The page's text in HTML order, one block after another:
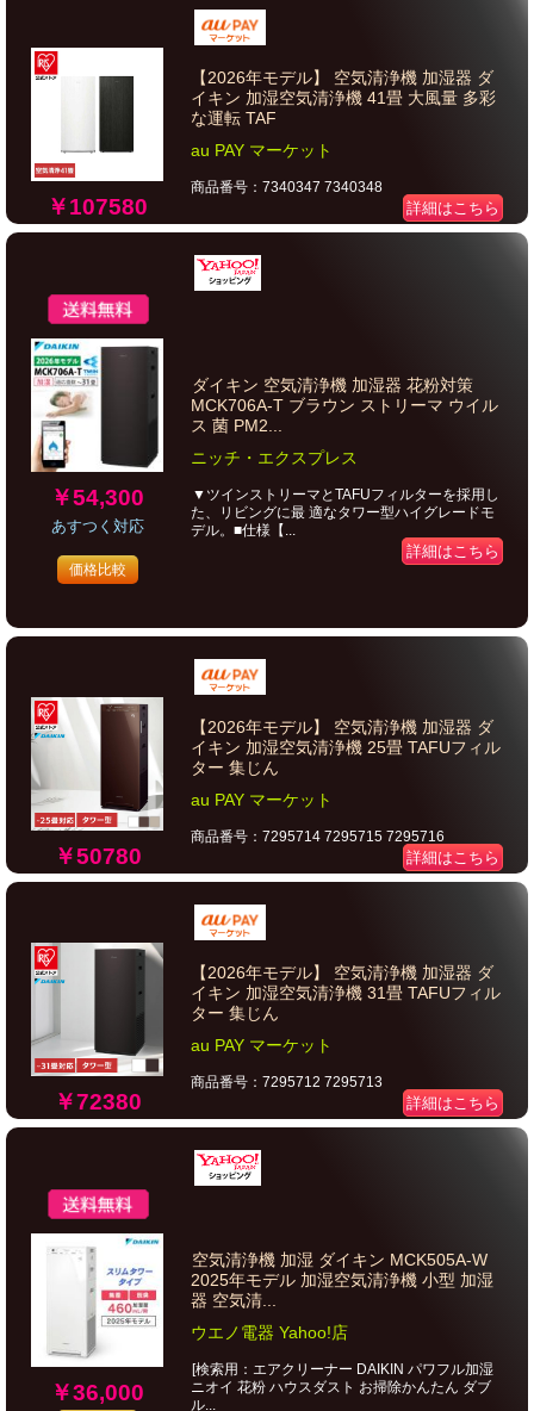
￥107580
【2026年モデル】 空気清浄機 加湿器 ダ
イキン 加湿空気清浄機 41畳 大風量 多彩
な運転 TAF
au PAY マーケット
商品番号：7340347 7340348
詳細はこちら
￥54,300
あすつく対応
価格比較
ダイキン 空気清浄機 加湿器 花粉対策
MCK706A-T ブラウン ストリーマ ウイル
ス 菌 PM2...
ニッチ・エクスプレス
▼ツインストリーマとTAFUフィルターを採用し
た、リビングに最 適なタワー型ハイグレードモ
デル。■仕様【...
詳細はこちら
￥50780
【2026年モデル】 空気清浄機 加湿器 ダ
イキン 加湿空気清浄機 25畳 TAFUフィル
ター 集じん
au PAY マーケット
商品番号：7295714 7295715 7295716
詳細はこちら
￥72380
【2026年モデル】 空気清浄機 加湿器 ダ
イキン 加湿空気清浄機 31畳 TAFUフィル
ター 集じん
au PAY マーケット
商品番号：7295712 7295713
詳細はこちら
￥36,000
空気清浄機 加湿 ダイキン MCK505A-W
2025年モデル 加湿空気清浄機 小型 加湿
器 空気清...
ウエノ電器 Yahoo!店
[検索用：エアクリーナー DAIKIN パワフル加湿
ニオイ 花粉 ハウスダスト お掃除かんたん ダブ
ル...